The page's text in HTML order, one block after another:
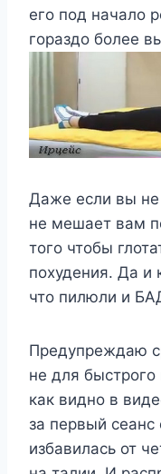
его под начало
гораздо более
Даже если вы не
не мешает вам
того чтобы
похудения. Да и
что пилюли и
Предупреждаю
не для
как видно в
за первый
избавилась от